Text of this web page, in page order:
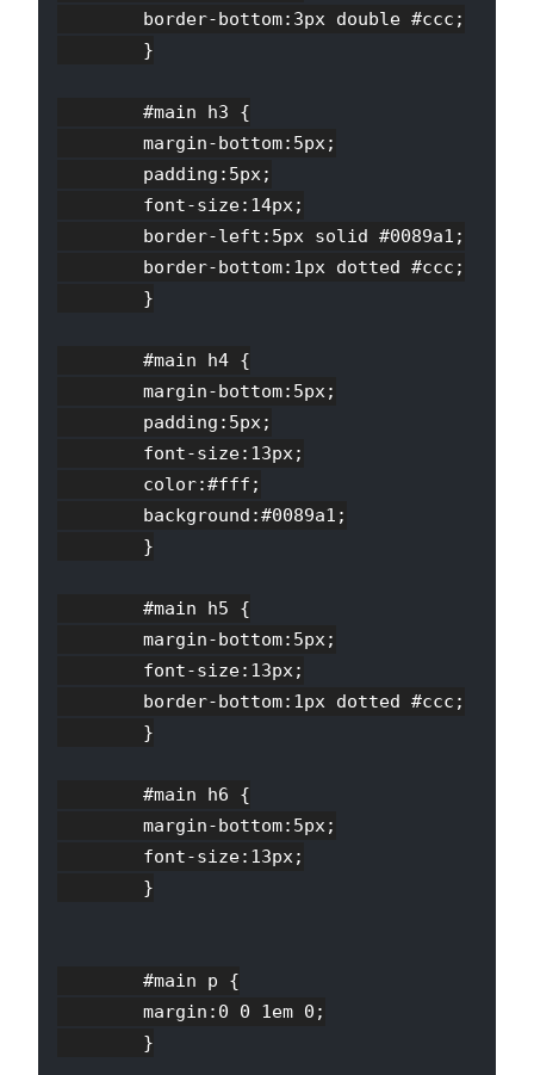
        border-bottom:3px double #ccc;
        }
        #main h3 {
        margin-bottom:5px;
        padding:5px;
        font-size:14px;
        border-left:5px solid #0089a1;
        border-bottom:1px dotted #ccc;
        }
        #main h4 {
        margin-bottom:5px;
        padding:5px;
        font-size:13px;
        color:#fff;
        background:#0089a1;
        }
        #main h5 {
        margin-bottom:5px;
        font-size:13px;
        border-bottom:1px dotted #ccc;
        }
        #main h6 {
        margin-bottom:5px;
        font-size:13px;
        }
        #main p {
        margin:0 0 1em 0;
        }